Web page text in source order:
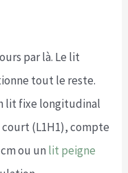
par là. Le lit
tout le reste.
lit fixe longitudinal
court (L1H1), compte
ou un lit peigne